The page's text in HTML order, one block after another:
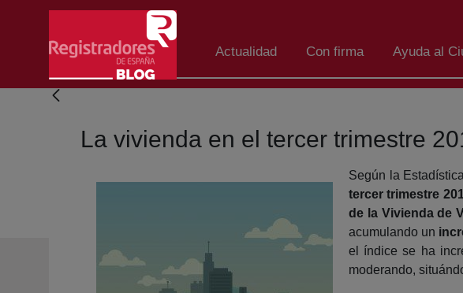
Salta al contingut principal
Actualidad Con firma Ayuda al
La vivienda en el tercer trimestre
Según la
tercer trimestre
de la Vivienda de
acumulando un
el índice se ha
moderando,